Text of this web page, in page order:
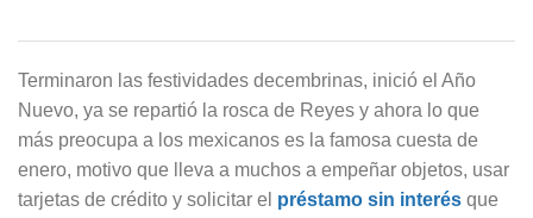
Terminaron las festividades decembrinas, inició el Año
Nuevo, ya se repartió la rosca de Reyes y ahora lo que
más preocupa a los mexicanos es la famosa cuesta de
enero, motivo que lleva a muchos a empeñar objetos, usar
tarjetas de crédito y solicitar el préstamo sin interés que